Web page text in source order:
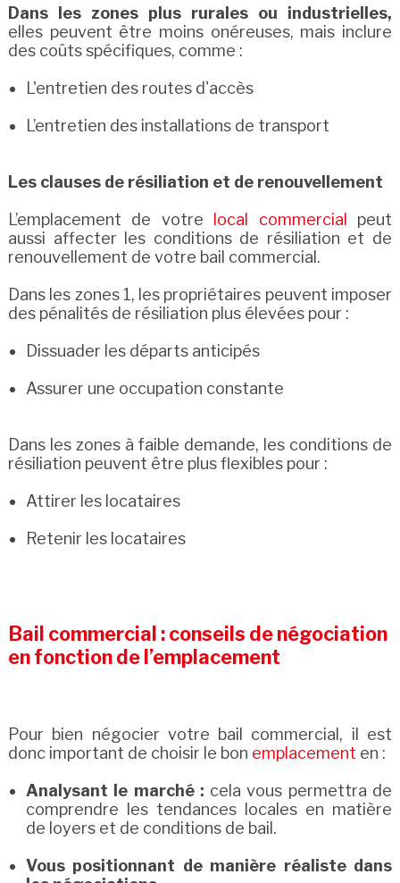
Dans les zones plus rurales ou industrielles,
elles peuvent être moins onéreuses, mais inclure
des coûts spécifiques, comme :
L'entretien des routes d'accès
L’entretien des installations de transport
Les clauses de résiliation et de renouvellement
L’emplacement de votre
local commercial
peut
aussi affecter les conditions de résiliation et de
renouvellement de votre bail commercial.
Dans les zones 1, les propriétaires peuvent imposer
des pénalités de résiliation plus élevées pour :
Dissuader les départs anticipés
Assurer une occupation constante
Dans les zones à faible demande, les conditions de
résiliation peuvent être plus flexibles pour :
Attirer les locataires
Retenir les locataires
Bail commercial : conseils de négociation
en fonction de l’emplacement
Pour bien négocier votre bail commercial, il est
donc important de choisir le bon emplacement en :
Analysant le marché : cela vous permettra de
comprendre les tendances locales en matière
de loyers et de conditions de bail.
Vous positionnant de manière réaliste dans